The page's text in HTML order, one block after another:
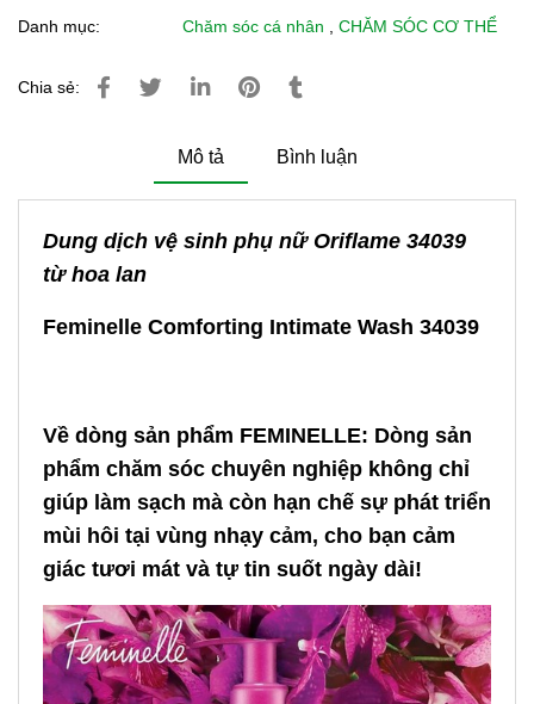
Danh mục: Chăm sóc cá nhân ,CHĂM SÓC CƠ THỂ
Chia sẻ:
Mô tả Bình luận
Dung dịch vệ sinh phụ nữ Oriflame 34039
từ hoa lan
Feminelle Comforting Intimate Wash 34039
Về dòng sản phẩm FEMINELLE: Dòng sản
phẩm chăm sóc chuyên nghiệp không chỉ
giúp làm sạch mà còn hạn chế sự phát triển
mùi hôi tại vùng nhạy cảm, cho bạn cảm
giác tươi mát và tự tin suốt ngày dài!